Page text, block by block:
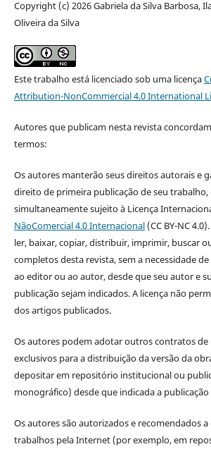
Copyright (c) 2026 Gabriela da Silva Barbosa,
Oliveira da Silva
Este trabalho está licenciado sob uma licença
Attribution-NonCommercial 4.0 International
Autores que publicam nesta revista
termos:
Os autores manterão seus direitos autorais e
direito de primeira publicação de seu trabalho,
simultaneamente sujeito à Licença
NãoComercial 4.0 Internacional(CC BY-NC
ler, baixar, copiar, distribuir, imprimir, buscar
completos desta revista, sem a necessidade
ao editor ou ao autor, desde que seu autor e
publicação sejam indicados. A licença não
dos artigos publicados.
Os autores podem adotar outros contratos de
exclusivos para a distribuição da versão da
depositar em repositório institucional ou
monográfico) desde que indicada a
Os autores são autorizados e recomendados
trabalhos pela Internet (por exemplo, em